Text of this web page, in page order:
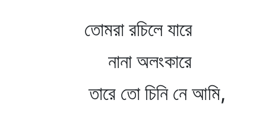
তোমরা রচিলে যারে
নানা অলংকারে
তারে তো চিনি নে আমি,